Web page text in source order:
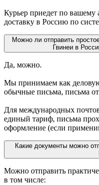
Курьер приедет по вашему
доставку в Россию по
Можно ли отправить
Гвинеи в
Да, можно.
Мы принимаем как
обычные письма, письма
Для международных
единый тариф, письма
оформление (если
Какие документы можно
Можно отправить
в том числе: